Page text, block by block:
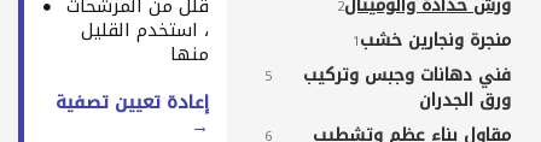
2
منجرة ونجارين خشب1
فني دهانات وجبس وتركيب
ورق الجدران
5
مقاول بناء عظم وتشطيب 6
، استخدم القليل
منها
إعادة تعيين تصفية
→